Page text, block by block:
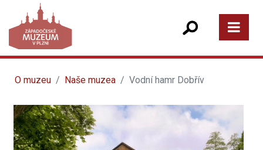
O muzeu Naše muzea Vodní hamr Dobřív